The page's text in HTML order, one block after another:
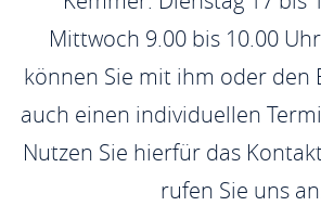
Mittwoch 9.00 bis 10.00
können Sie mit ihm oder den
auch einen individuellen
Nutzen Sie hierfür das
rufen Sie uns